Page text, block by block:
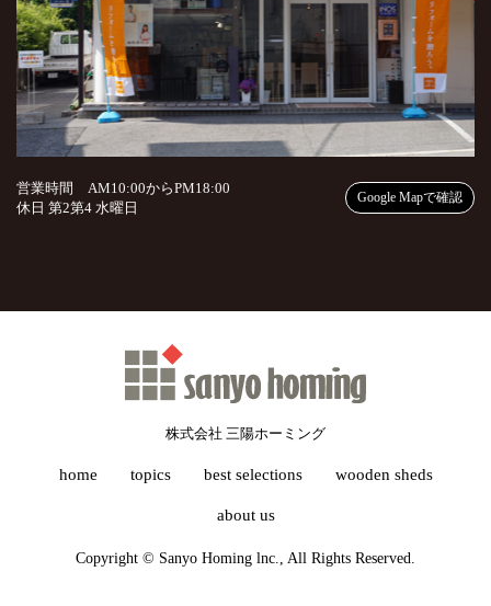
営業時間 AM10:00からPM18:00
休日 第2第4 水曜日
Google Mapで確認
株式会社 三陽ホーミング
home topics best selections wooden sheds
about us
Copyright © Sanyo Homing lnc., All Rights Reserved.